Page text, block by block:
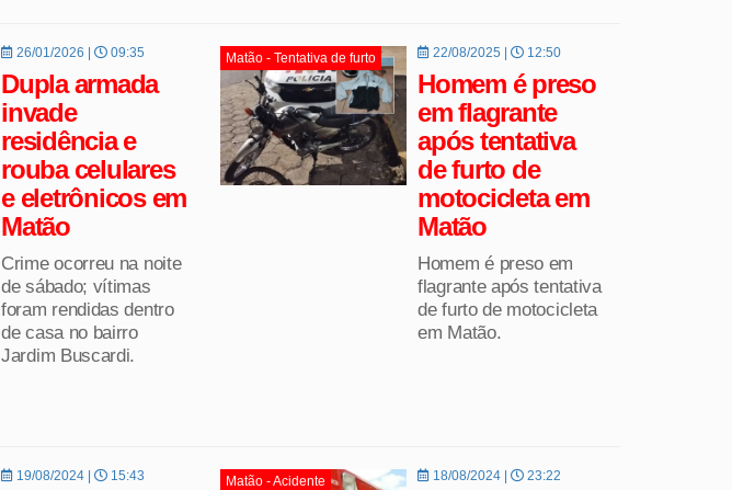
26/01/2026 | 09:35
Dupla armada
invade
residência e
rouba celulares
e eletrônicos em
Matão
Crime ocorreu na noite
de sábado; vítimas
foram rendidas dentro
de casa no bairro
Jardim Buscardi.
Matão - Tentativa de furto 22/08/2025 | 12:50
Homem é preso
em flagrante
após tentativa
de furto de
motocicleta em
Matão
Homem é preso em
flagrante após tentativa
de furto de motocicleta
em Matão.
19/08/2024 | 15:43 Matão - Acidente 18/08/2024 | 23:22